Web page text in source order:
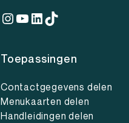
Instagram
YouTube
LinkedIn
TikTok
Toepassingen
Contactgegevens delen
Menukaarten delen
Handleidingen delen